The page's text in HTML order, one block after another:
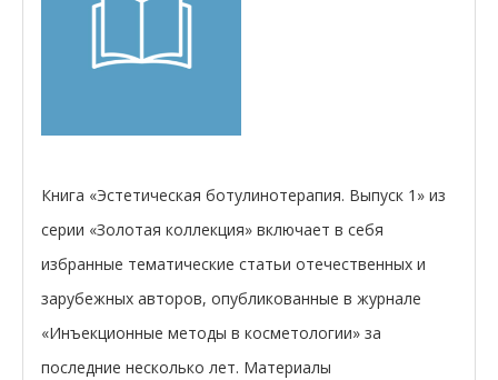
Книга «Эстетическая ботулинотерапия. Выпуск 1» из
серии «Золотая коллекция» включает в себя
избранные тематические статьи отечественных и
зарубежных авторов, опубликованные в журнале
«Инъекционные методы в косметологии» за
последние несколько лет. Материалы